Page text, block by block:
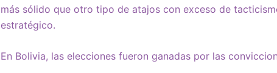
más sólido que otro tipo de atajos con exceso de
estratégico.
En Bolivia, las elecciones fueron ganadas por las